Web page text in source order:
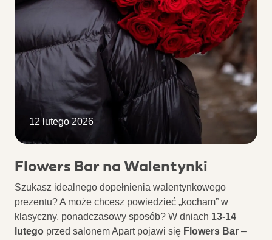
12 lutego 2026
Flowers Bar na Walentynki
Szukasz idealnego dopełnienia walentynkowego
prezentu? A może chcesz powiedzieć „kocham” w
klasyczny, ponadczasowy sposób? W dniach 13-14
lutego przed salonem Apart pojawi się Flowers Bar –